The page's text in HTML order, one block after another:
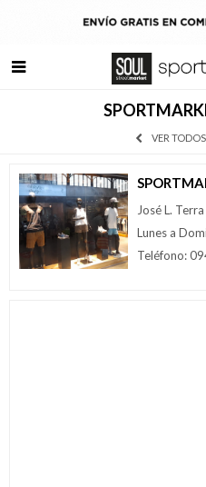

VER
José L.
Lunes a
Teléfono: